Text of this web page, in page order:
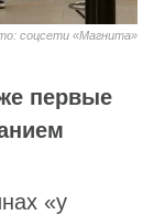
соцсети «Магнита»
первые
«у